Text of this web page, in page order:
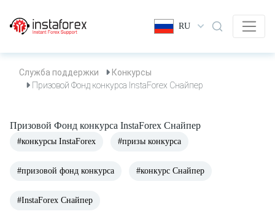
RU
Служба поддержки
Конкурсы
Призовой Фонд конкурса InstaForex Снайпер
Призовой Фонд конкурса InstaForex Снайпер
#конкурсы InstaForex #призы конкурса
#призовой фонд конкурса #конкурс Снайпер
#InstaForex Снайпер